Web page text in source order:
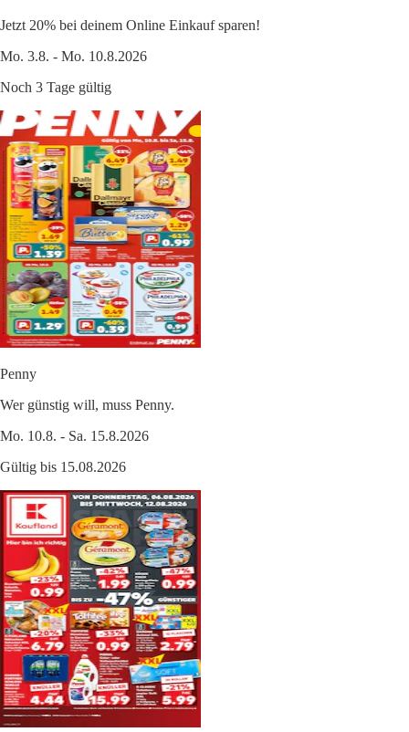
Jetzt 20% bei deinem Online Einkauf sparen!
Mo. 3.8. - Mo. 10.8.2026
Noch 3 Tage gültig
Penny
Wer günstig will, muss Penny.
Mo. 10.8. - Sa. 15.8.2026
Gültig bis 15.08.2026